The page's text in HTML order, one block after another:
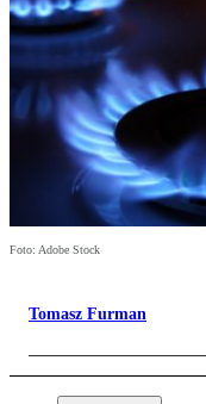
Foto: Adobe Stock
Tomasz Furman